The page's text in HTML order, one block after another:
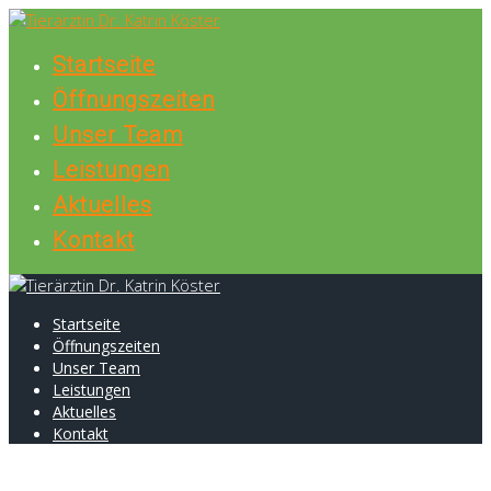
Skip
contentStartseite
Öffnungszeiten
Unser Team
Leistungen
Aktuelles
Kontakt
Startseite
Öffnungszeiten
Unser Team
Leistungen
Aktuelles
Kontakt